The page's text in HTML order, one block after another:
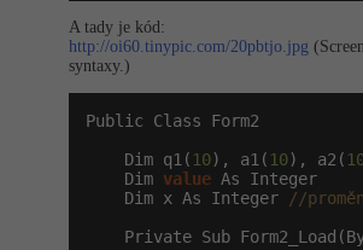
Kurzy e-commerce
Testování softwaru
Datová analýza
Digitální gramotnost
Kurzy designu
HTML/CSS -80%
-80%
Příběhy absolventů
A tady je kód:
http://oi60.tinypic.com/20pbtjo.jpg
syntaxy.)
Public Class Form2
    Dim q1(
10), a1( 10), a2(
    Dim
value As Integer
    Dim x As Integer
//
Private Sub